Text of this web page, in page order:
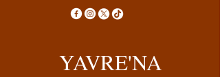
YAVRE'NA